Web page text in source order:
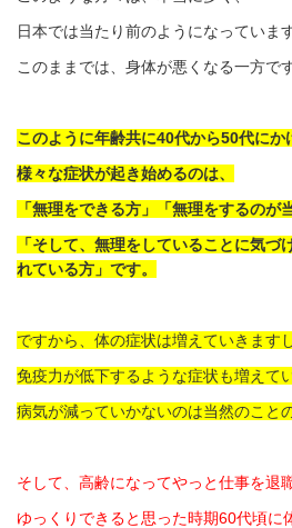
日本では当たり前のようになっています
このままでは、身体が悪くなる一方です
このように年齢共に40代から50代にか
様々な症状が起き始めるのは、
「無理をできる方」「無理をするのが
「そして、無理をしていることに気づ
れている方」です。
ですから、体の症状は増えていきますし
免疫力が低下するような症状も増えて
病気が減っていかないのは当然のこと
そして、高齢になってやっと仕事を退
ゆっくりできると思った時期60代頃に